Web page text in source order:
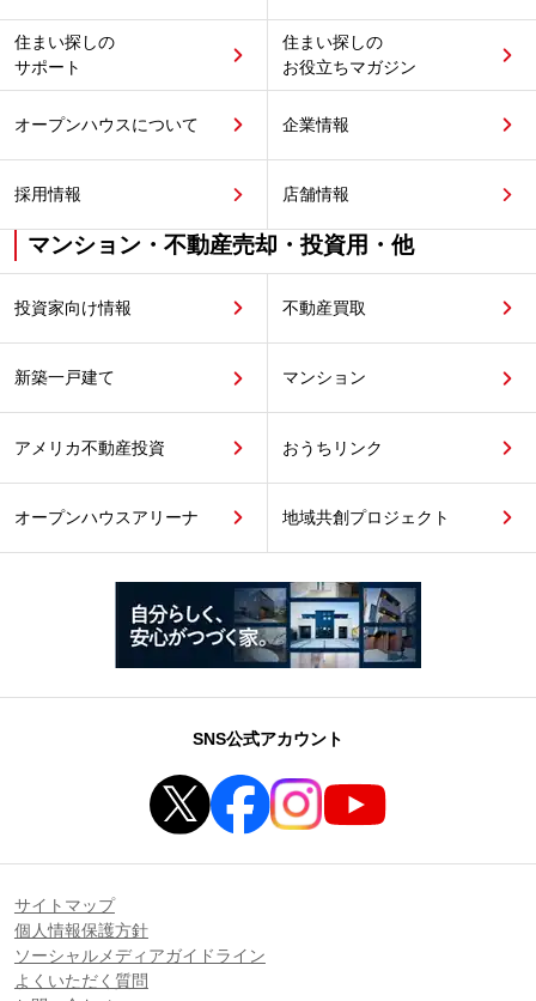
住まい探しの
サポート
住まい探しの
お役立ちマガジン
オープンハウスについて 企業情報
採用情報 店舗情報
マンション・不動産売却・投資用・他
投資家向け情報 不動産買取
新築一戸建て マンション
アメリカ不動産投資 おうちリンク
オープンハウスアリーナ 地域共創プロジェクト
SNS公式アカウント
サイトマップ
個人情報保護方針
ソーシャルメディアガイドライン
よくいただく質問